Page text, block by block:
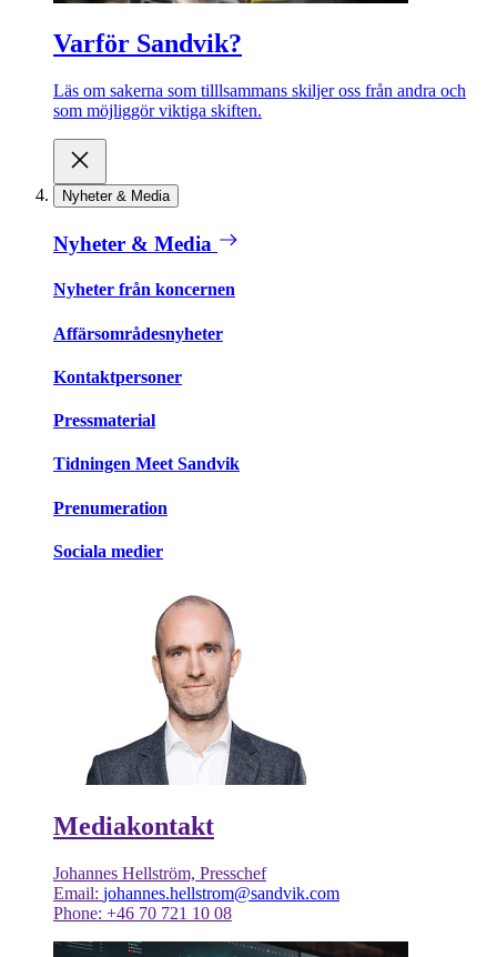
Varför Sandvik?
Läs om sakerna som tilllsammans skiljer oss från andra och
som möjliggör viktiga skiften.
Nyheter & Media
Nyheter & Media
Nyheter från koncernen
Affärsområdesnyheter
Kontaktpersoner
Pressmaterial
Tidningen Meet Sandvik
Prenumeration
Sociala medier
Mediakontakt
Johannes Hellström, Presschef
Email: johannes.hellstrom@sandvik.com
Phone: +46 70 721 10 08